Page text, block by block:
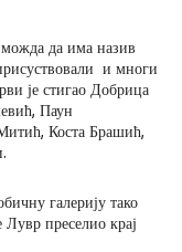
можда да има назив
и многи
је стигао Добрица
Паун
Коста Брашић,
галерију тако
Лувр преселио крај